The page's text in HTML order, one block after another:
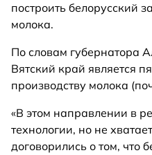
построить белорусский
молока.
По словам губернатора
Вятский край является
производству молока
«В этом направлении в
технологии, но не
договорились о том, что